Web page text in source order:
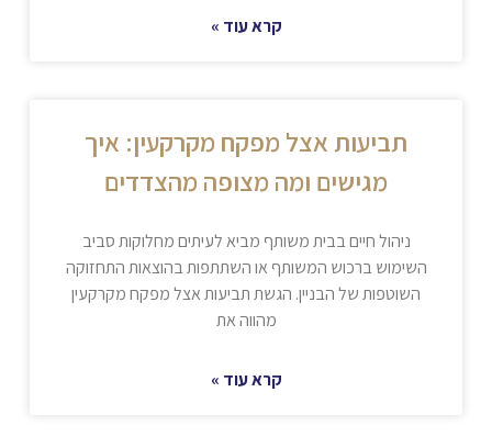
קרא עוד »
תביעות אצל מפקח מקרקעין: איך
מגישים ומה מצופה מהצדדים
ניהול חיים בבית משותף מביא לעיתים מחלוקות סביב
השימוש ברכוש המשותף או השתתפות בהוצאות התחזוקה
השוטפות של הבניין. הגשת תביעות אצל מפקח מקרקעין
מהווה את
קרא עוד »